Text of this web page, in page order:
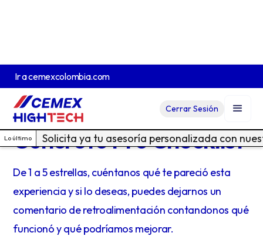
Ir acemexcolombia.com
Cerrar Sesión
Lo último Solicita ya tu asesoría personalizada con
EVALÚA LA EXPERIENCIA
Concreto Pro Checklist
De 1 a 5 estrellas, cuéntanos qué te pareció esta
experiencia y si lo deseas, puedes dejarnos un
comentario de retroalimentación contandonos qué
funcionó y qué podríamos mejorar.